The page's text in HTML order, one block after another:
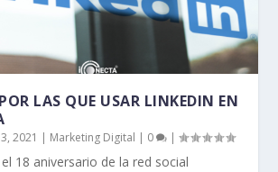
LAS QUE USAR LINKEDIN EN
2021 | Marketing Digital | 0 |
18 aniversario de la red social